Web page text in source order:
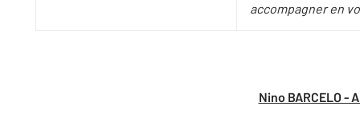
accompagner en
Nino BARCELO -